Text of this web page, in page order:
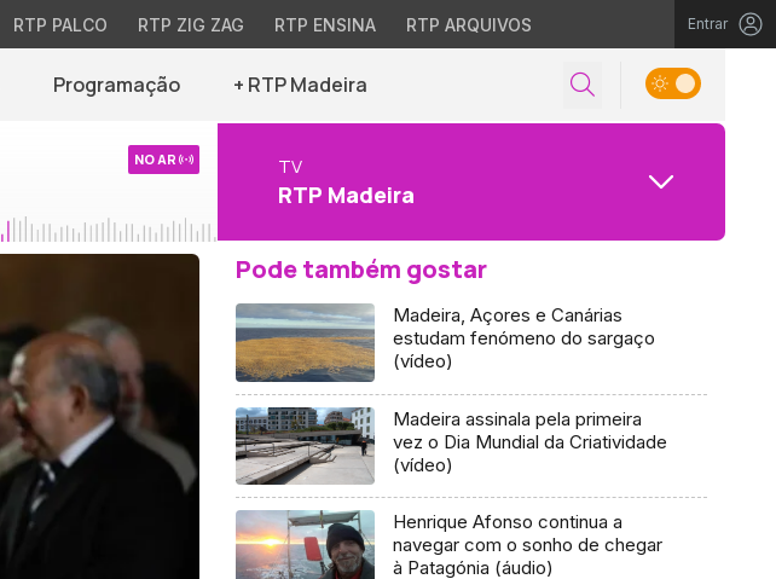
RTP PALCO RTP ZIG ZAG RTP ENSINA RTP ARQUIVOS Entrar
Programação + RTP Madeira
NO AR TV
RTP Madeira
Pode também gostar
Madeira, Açores e Canárias
estudam fenómeno do sargaço
(vídeo)
Madeira assinala pela primeira
vez o Dia Mundial da Criatividade
(vídeo)
Henrique Afonso continua a
navegar com o sonho de chegar
à Patagónia (áudio)